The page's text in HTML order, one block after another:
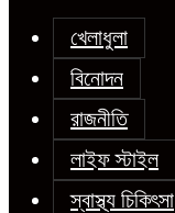
খেলাধুলা
বিনোদন
রাজনীতি
লাইফ স্টাইল
স্বাস্থ্য চিকিৎসা